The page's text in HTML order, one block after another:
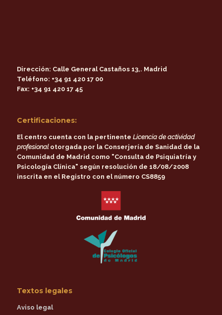
Dirección: Calle General Castaños 13,. Madrid
Teléfono: +34 91 420 17 00
Fax: +34 91 420 17 45
Certificaciones:
El centro cuenta con la pertinente Licencia de actividad
profesionalotorgada por la Conserjería de Sanidad de la
Comunidad de Madridcomo "Consulta de Psiquiatría y
Psicología Clínica" según resolución de 18/08/2008
inscrita en el Registro con el número CS8859
Textos legales
Aviso legal